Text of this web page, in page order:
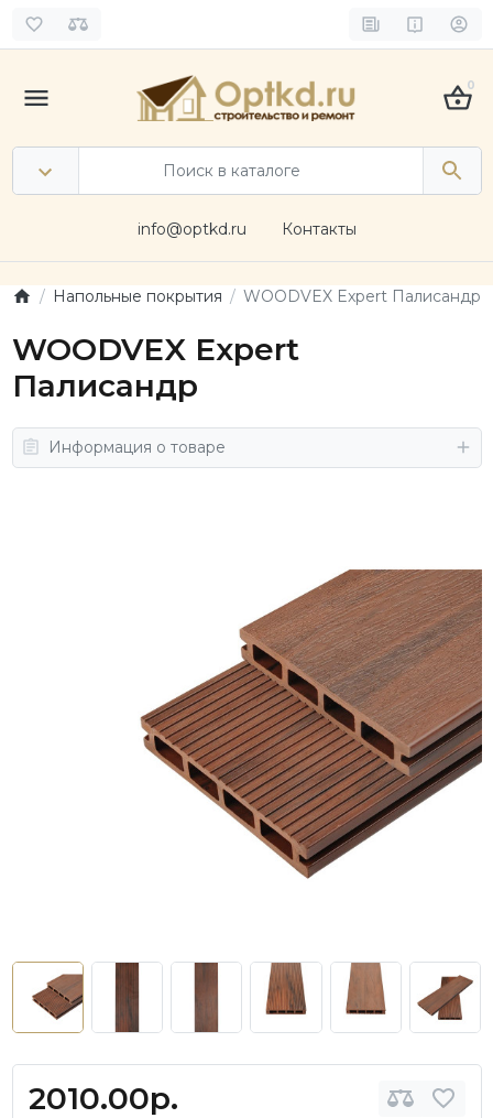
0
info@optkd.ru Контакты
Напольные покрытия WOODVEX Expert Палисандр
WOODVEX Expert
Палисандр
Информация о товаре
2010.00р.